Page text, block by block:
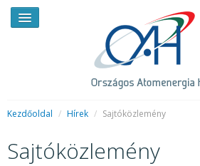
HÍREK
Kezdőoldal / Hírek / Sajtóközlemény
Sajtóközlemény